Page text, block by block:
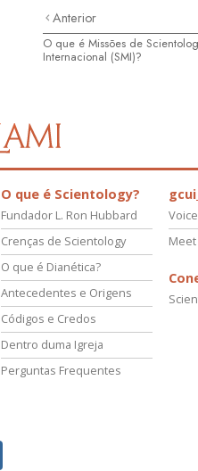
Anterior
O que é Missões de
Internacional (SMI)?
O que é Scientology?
Fundador L. Ron Hubbard
Crenças de Scientology
O que é Dianética?
Antecedentes e Origens
Códigos e Credos
Dentro duma Igreja
Perguntas Frequentes